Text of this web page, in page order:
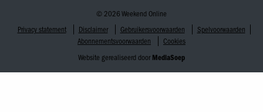
© 2026 Weekend Online
Privacy statement
Disclaimer Gebruikersvoorwaarden
Spelvoorwaarden
Abonnementsvoorwaarden
Cookies
Website gerealiseerd door MediaSoep